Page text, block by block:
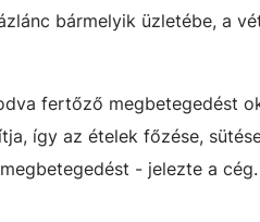
bármelyik üzletébe, a
fertőző megbetegedést
így az ételek főzése,
- jelezte a cég.